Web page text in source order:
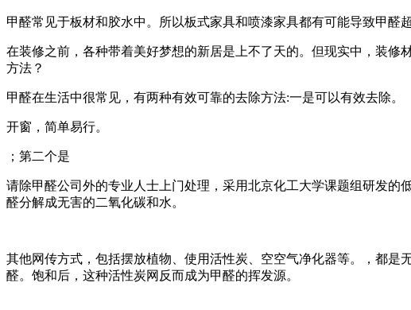
甲醛常见于板材和胶水中。所以板式家具和喷漆家具都有可能导致甲醛
在装修之前，各种带着美好梦想的新居是上不了天的。但现实中，装
方法？
甲醛在生活中很常见，有两种有效可靠的去除方法:一是可以有效去除。
开窗，简单易行。
；第二个是
请除甲醛公司外的专业人士上门处理，采用北京化工大学课题组研发
醛分解成无害的二氧化碳和水。
其他网传方式，包括摆放植物、使用活性炭、空空气净化器等。，都
醛。饱和后，这种活性炭网反而成为甲醛的挥发源。